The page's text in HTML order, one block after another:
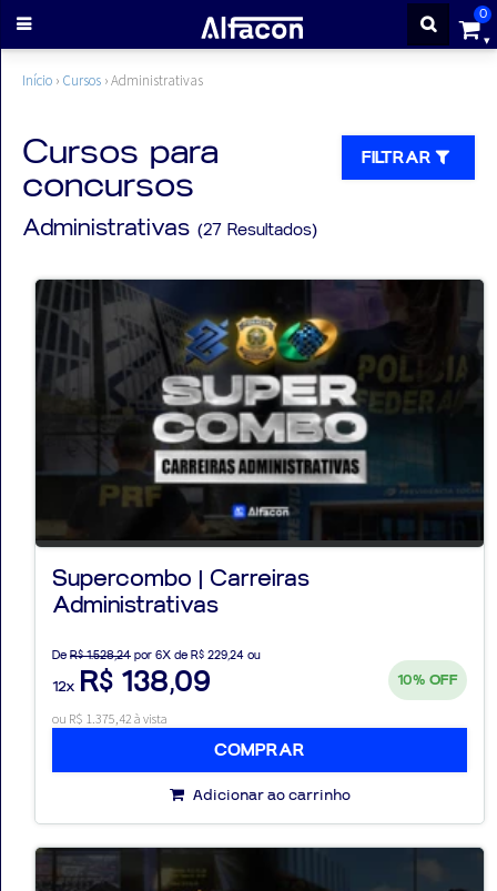
0
ENTRAR
CADASTRE-
SE
Cursos
gratuitos
Aulas
GRATUITAS!
Início › Cursos ›Administrativas
Cursos para
concursos
FILTRAR
Administrativas (27 Resultados)
Supercombo | Carreiras
Administrativas
De R$ 1.528,24 por 6X de R$ 229,24 ou
12x R$ 138,09 10% OFF
ou R$ 1.375,42 à vista
COMPRAR
Adicionar ao carrinho